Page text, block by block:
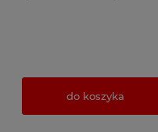
do koszyka